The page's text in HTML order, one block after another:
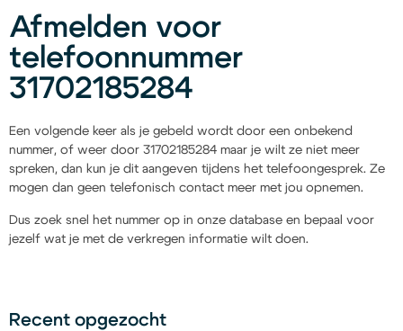
Afmelden voor
telefoonnummer
31702185284
Een volgende keer als je gebeld wordt door een onbekend
nummer, of weer door 31702185284 maar je wilt ze niet meer
spreken, dan kun je dit aangeven tijdens het telefoongesprek. Ze
mogen dan geen telefonisch contact meer met jou opnemen.
Dus zoek snel het nummer op in onze database en bepaal voor
jezelf wat je met de verkregen informatie wilt doen.
Recent opgezocht